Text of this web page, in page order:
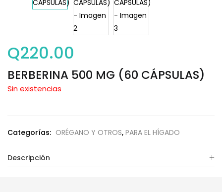
BERBERINA 500 MG (60 CÁPSULAS)
Q220.00
Sin existencias
Categorías: ORÉGANO Y OTROS, PARA EL HÍGADO
Descripción
¿Contraseña perdida?